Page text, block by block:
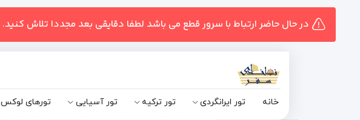
در حال حاضر ارتباط با سرور قطع می باشد لطفا دقایقی بعد مجددا تلاش کنید.
خانه تور ایرانگردی تور ترکیه تور آسیایی تورهای لوکس